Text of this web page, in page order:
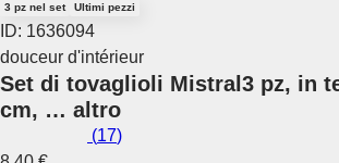
3 pz nel set Ultimi pezzi
ID: 1636094
douceur d'intérieur
Set di tovaglioli Mistral 3 pz, in
cm, … altro
(17)